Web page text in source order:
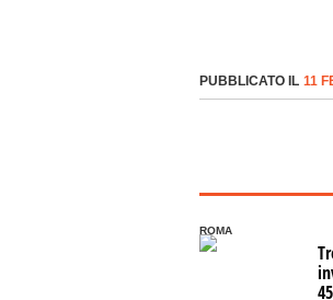
PUBBLICATO IL 11
ROMA